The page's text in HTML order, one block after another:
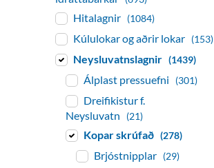
Hitalagnir (1084)
Kúlulokar og aðrir lokar (153)
Neysluvatnslagnir (1439)
Álplast pressuefni (301)
Dreifikistur f.
Neysluvatn
(21)
Kopar skrúfað (278)
Brjóstnipplar (29)